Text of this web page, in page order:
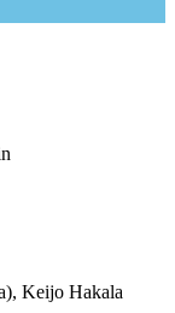
Keijo Hakala